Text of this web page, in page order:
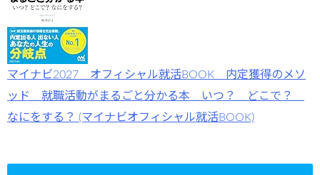
マイナビ2027 オフィシャル就活BOOK 内定獲得のメソ
ッド 就職活動がまるごと分かる本 いつ？ どこで？
なにをする？ (マイナビオフィシャル就活BOOK)